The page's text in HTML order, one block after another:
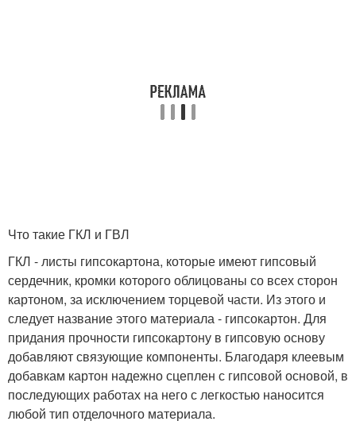
Что такие ГКЛ и ГВЛ
ГКЛ - листы гипсокартона, которые имеют гипсовый
сердечник, кромки которого облицованы со всех сторон
картоном, за исключением торцевой части. Из этого и
следует название этого материала - гипсокартон. Для
придания прочности гипсокартону в гипсовую основу
добавляют связующие компоненты. Благодаря клеевым
добавкам картон надежно сцеплен с гипсовой основой, в
последующих работах на него с легкостью наносится
любой тип отделочного материала.